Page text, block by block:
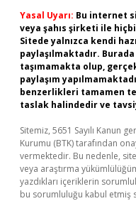
Yasal Uyarı: Bu internet
veya şahıs şirketi ile
Sitede yalnızca kendi
paylaşılmaktadır.
taşımamakta olup,
paylaşım
benzerlikleri tamamen
taslak halindedir ve
Sitemiz, 5651 Sayılı Kanun
Kurumu (BTK) tarafından
vermektedir. Bu nedenle,
veya araştırma
yazdıkları içeriklerin
bu sorumluluğu kabul etmiş